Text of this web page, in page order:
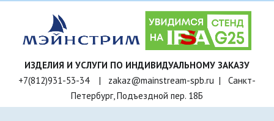
ИЗДЕЛИЯ И УСЛУГИ ПО ИНДИВИДУАЛЬНОМУ ЗАКАЗУ
+7(812)931-53-34    |   zakaz@mainstream-spb.ru  |   Санкт-
Петербург, Подъездной пер. 18Б